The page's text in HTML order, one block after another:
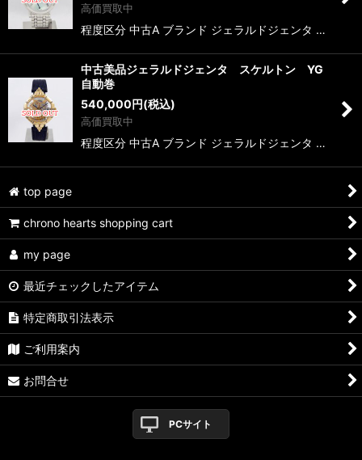
絞り込む
高価買取中
程度区分 中古A ブランド ジェラルドジェンタ …
中古美品ジェラルドジェンタ スケルトン YG
自動巻
540,000円(税込)
高価買取中
程度区分 中古A ブランド ジェラルドジェンタ …
top page
chrono hearts shopping cart
my page
最近チェックしたアイテム
特定商取引法表示
ご利用案内
お問合せ
PCサイト